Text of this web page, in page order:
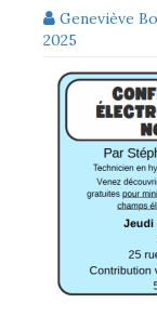
Geneviève
2025